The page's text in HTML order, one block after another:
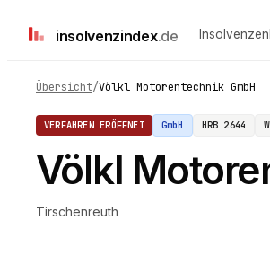
insolvenzindex.de Insolvenzen
Übersicht/Völkl Motorentechnik GmbH
VERFAHREN ERÖFFNET GmbH HRB 2644
Völkl
Tirschenreuth